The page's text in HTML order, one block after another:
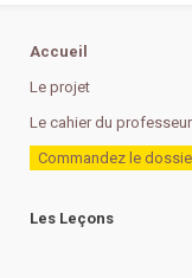
Accueil
Le projet
Le cahier du professeur
Commandez le
Les Leçons